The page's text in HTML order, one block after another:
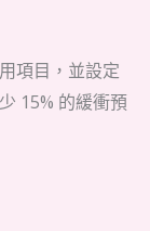
項目，並設定
15% 的緩衝預